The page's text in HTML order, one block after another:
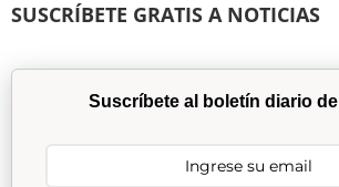
SUSCRÍBETE GRATIS A NOTICIAS
Suscríbete al boletín diario